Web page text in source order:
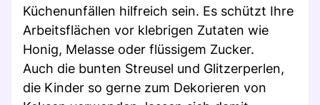
Küchenunfällen hilfreich sein. Es schützt Ihre
Arbeitsflächen vor klebrigen Zutaten wie
Honig, Melasse oder flüssigem Zucker.
Auch die bunten Streusel und Glitzerperlen,
die Kinder so gerne zum Dekorieren von